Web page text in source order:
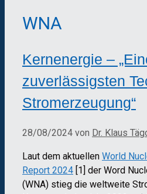
WNA
Kernenergie –
zuverlässigsten
Stromerzeugung“
28/08/2024 von Dr. Klaus
Laut dem aktuellen World
Report 2024 [1] der Word
(WNA) stieg die weltweite